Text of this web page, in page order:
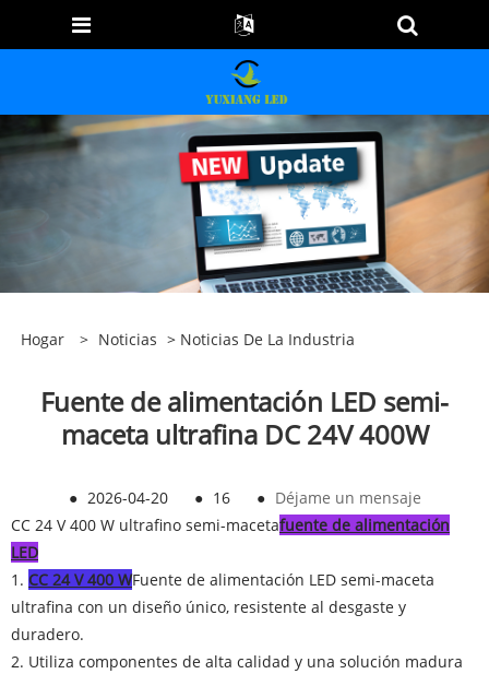
Hogar > Noticias > Noticias De La Industria
Fuente de alimentación LED semi-
maceta ultrafina DC 24V 400W
● 2026-04-20 ● 16 ● Déjame un mensaje
CC 24 V 400 W ultrafino semi-macetafuente de alimentación
LED
1. CC 24 V 400 WFuente de alimentación LED semi-maceta
ultrafina con un diseño único, resistente al desgaste y
duradero.
2. Utiliza componentes de alta calidad y una solución madura